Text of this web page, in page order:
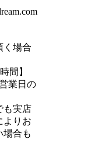
く場合
間】
業日の
も実店
よりお
場合も